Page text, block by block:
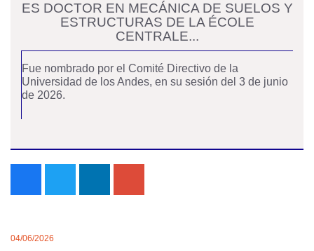
ES DOCTOR EN MECÁNICA DE SUELOS Y
ESTRUCTURAS DE LA ÉCOLE
CENTRALE...
Fue nombrado por el Comité Directivo de la
Universidad de los Andes, en su sesión del 3 de junio
de 2026.
04/06/2026